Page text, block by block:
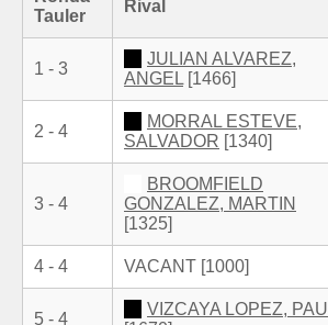
Tauler
Rival
1 - 3
JULIAN ALVAREZ,
ANGEL [1466]
2 - 4
MORRAL ESTEVE,
SALVADOR [1340]
3 - 4
BROOMFIELD
GONZALEZ, MARTIN
[1325]
4 - 4 VACANT [1000]
5 - 4
VIZCAYA LOPEZ, PAU